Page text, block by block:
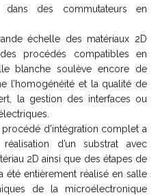
dans des commutateurs en
échelle des matériaux 2D
procédés compatibles en
blanche soulève encore de
l’homogénéité et la qualité de
la gestion des interfaces ou
d’intégration complet a
d’un substrat avec
2D ainsi que des étapes de
entièrement réalisé en salle
de la microélectronique